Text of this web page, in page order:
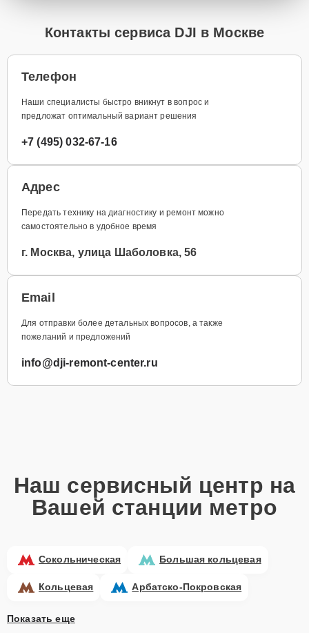
Контакты сервиса DJI в Москве
Телефон
Наши специалисты быстро вникнут в вопрос и
предложат оптимальный вариант решения
+7 (495) 032-67-16
Адрес
Передать технику на диагностику и ремонт можно
самостоятельно в удобное время
г. Москва, улица Шаболовка, 56
Email
Для отправки более детальных вопросов, а также
пожеланий и предложений
info@dji-remont-center.ru
Наш сервисный центр на
Вашей станции метро
Сокольническая Большая кольцевая
Кольцевая Арбатско-Покровская
Показать еще